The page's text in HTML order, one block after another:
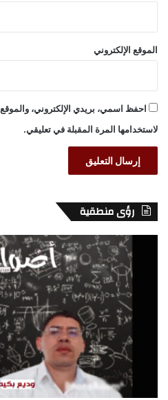
الموقع الإلكتروني
احفظ اسمي، بريدي الإلكتروني،
لاستخدامها المرة المقبلة في تعليقي.
رؤى منطقية